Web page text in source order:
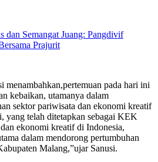
dan Semangat Juang: Pangdivif
Prajurit
pada hari ini
kebaikan, utamanya dalam
sektor pariwisata dan ekonomi kreatif
telah ditetapkan sebagai KEK
ekonomi kreatif di Indonesia,
dalam mendorong pertumbuhan
Malang,”ujar Sanusi.